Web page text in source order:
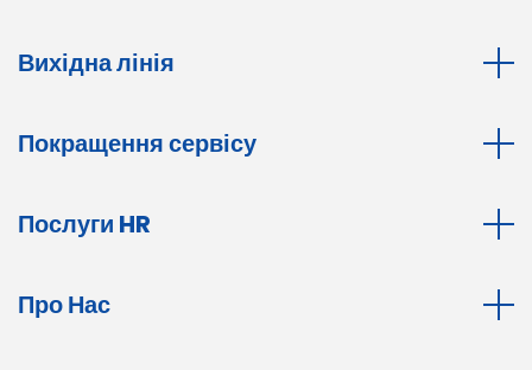
Вихідна лінія
Покращення сервісу
Послуги HR
Про Нас